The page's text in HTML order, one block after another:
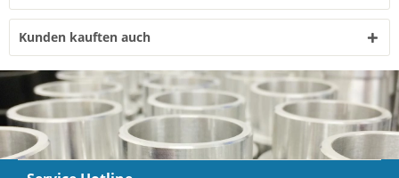
Kunden kauften auch